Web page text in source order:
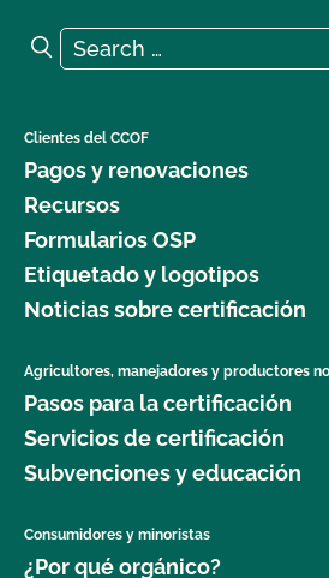
Search for:
Search
Clientes del CCOF
Pagos y renovaciones
Recursos
Formularios OSP
Etiquetado y logotipos
Noticias sobre certificación
Agricultores, manejadores y productores
Pasos para la certificación
Servicios de certificación
Subvenciones y educación
Consumidores y minoristas
¿Por qué orgánico?